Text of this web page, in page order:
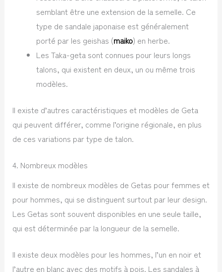
semblant être une extension de la semelle. Ce
type de sandale japonaise est généralement
porté par les geishas (maiko) en herbe.
Les Taka-geta sont connues pour leurs longs
talons, qui existent en deux, un ou même trois
modèles.
Il existe d’autres caractéristiques et modèles de Geta
qui peuvent différer, comme l’origine régionale, en plus
de ces variations par type de talon.
4. Nombreux modèles
Il existe de nombreux modèles de Getas pour femmes et
pour hommes, qui se distinguent surtout par leur design.
Les Getas sont souvent disponibles en une seule taille,
qui est déterminée par la longueur de la semelle.
Il existe deux modèles pour les hommes, l’un en noir et
l’autre en blanc avec des motifs à pois. Les sandales à